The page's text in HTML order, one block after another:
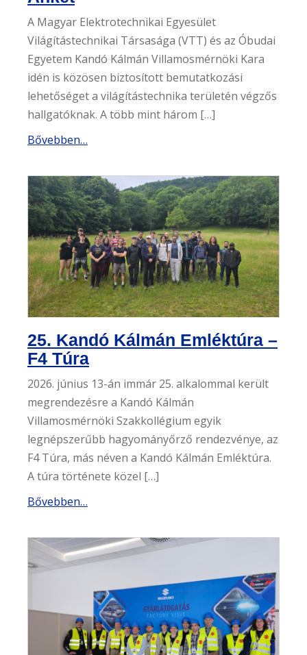
A Magyar Elektrotechnikai Egyesület
Világítástechnikai Társasága (VTT) és az Óbudai
Egyetem Kandó Kálmán Villamosmérnöki Kara
idén is közösen biztosított bemutatkozási
lehetőséget a világítástechnika területén végzős
hallgatóknak. A több mint három […]
Bővebben…
25. Kandó Kálmán Emléktúra –
F4 Túra
2026. június 13-án immár 25. alkalommal került
megrendezésre a Kandó Kálmán
Villamosmérnöki Szakkollégium egyik
legnépszerűbb hagyományőrző rendezvénye, az
F4 Túra, más néven a Kandó Kálmán Emléktúra.
A túra története közel […]
Bővebben…